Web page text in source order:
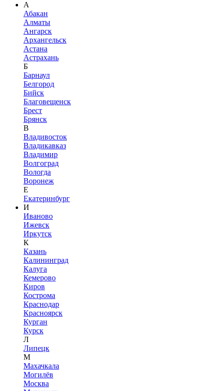
А
Абакан
Алматы
Ангарск
Архангельск
Астана
Астрахань
Б
Барнаул
Белгород
Бийск
Благовещенск
Брест
Брянск
В
Владивосток
Владикавказ
Владимир
Волгоград
Вологда
Воронеж
Е
Екатеринбург
И
Иваново
Ижевск
Иркутск
К
Казань
Калининград
Калуга
Кемерово
Киров
Кострома
Краснодар
Красноярск
Курган
Курск
Л
Липецк
М
Махачкала
Могилёв
Москва